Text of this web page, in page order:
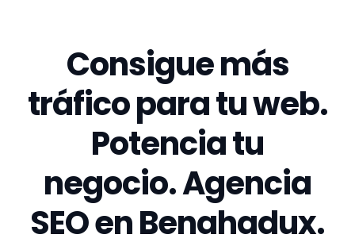
Consigue más
tráfico para tu web.
Potencia tu
negocio. Agencia
SEO en Benahadux.